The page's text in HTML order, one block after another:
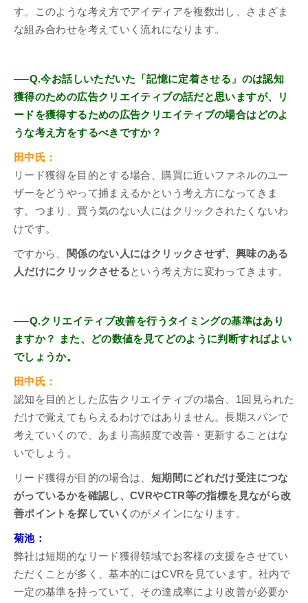
す。このような考え方でアイディアを複数出し、さまざま
な組み合わせを考えていく流れになります。
──Q.今お話しいただいた「記憶に定着させる」のは認知
獲得のための広告クリエイティブの話だと思いますが、リ
ードを獲得するための広告クリエイティブの場合はどのよ
うな考え方をするべきですか？
田中氏：
リード獲得を目的とする場合、購買に近いファネルのユー
ザーをどうやって捕まえるかという考え方になってきま
す。つまり、買う気のない人にはクリックされたくないわ
けです。
ですから、
関係のない人にはクリックさせず、興味のある
人だけにクリックさせるという考え方に変わってきます。
──Q.クリエイティブ改善を行うタイミングの基準はあり
ますか？ また、どの数値を見てどのように判断すればよい
でしょうか。
田中氏：
認知を目的とした広告クリエイティブの場合、1回見られた
だけで覚えてもらえるわけではありません。長期スパンで
考えていくので、あまり高頻度で改善・更新することはな
いでしょう。
リード獲得が目的の場合は、 短期間にどれだけ受注につな
がっているかを確認し、CVRやCTR等の指標を見ながら改
善ポイントを探していくのがメインになります。
菊池：
弊社は短期的なリード獲得領域でお客様の支援をさせてい
ただくことが多く、基本的にはCVRを見ています。社内で
一定の基準を持っていて、その達成率により改善が必要か